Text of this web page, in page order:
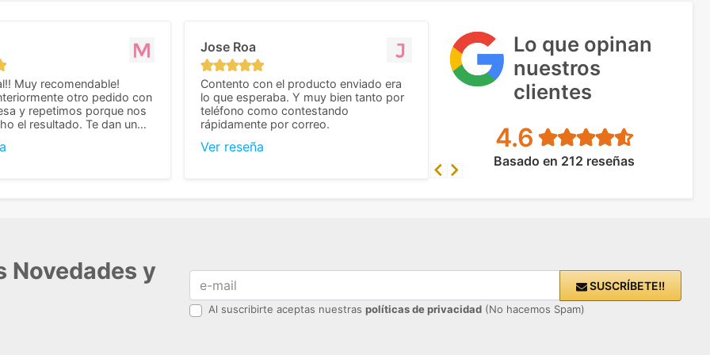
Lo que opinan
nuestros
clientes
4.6
Basado en 212 reseñas
Muy recomendable!
otro pedido con
y repetimos porque nos
el resultado. Te dan un
cuando se trata
Jose Roa
Contento con el producto enviado era
lo que esperaba. Y muy bien tanto por
teléfono como contestando
rápidamente por correo.
Ver reseña
Previous
Next
Novedades y
SUSCRÍBETE!!
Al suscribirte aceptas nuestras políticas de privacidad (No hacemos Spam)